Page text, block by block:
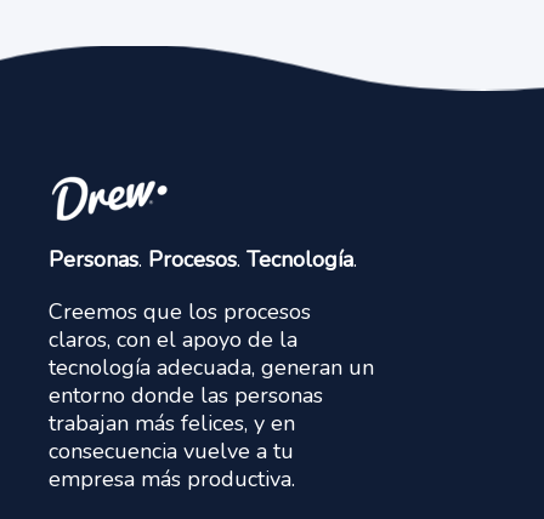
Personas. Procesos. Tecnología.
Creemos que los procesos
claros, con el apoyo de la
tecnología adecuada, generan un
entorno donde las personas
trabajan más felices, y en
consecuencia vuelve a tu
empresa más productiva.